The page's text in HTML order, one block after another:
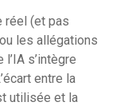
réel (et pas
les allégations
s’intègre
entre la
utilisée et la